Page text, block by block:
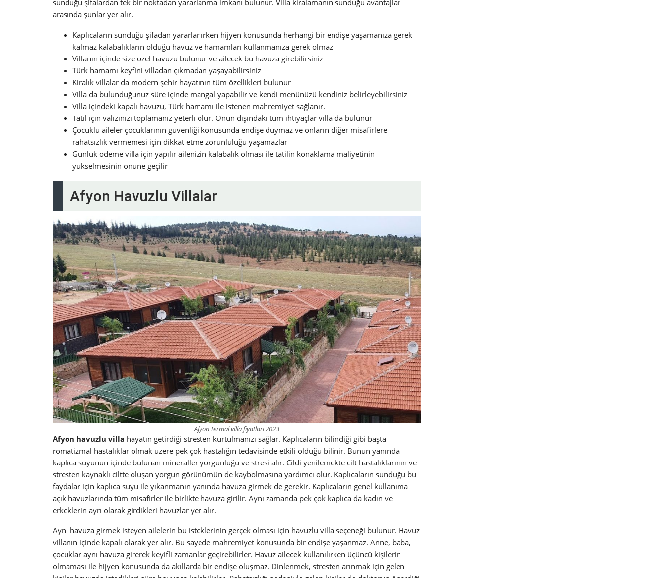
sunduğu şifalardan tek bir noktadan yararlanma imkanı bulunur. Villa kiralamanın sunduğu avantajlar
arasında şunlar yer alır.
Kaplıcaların sunduğu şifadan yararlanırken hijyen konusunda herhangi bir endişe yaşamanıza gerek
kalmaz kalabalıkların olduğu havuz ve hamamları kullanmanıza gerek olmaz
Villanın içinde size özel havuzu bulunur ve ailecek bu havuza girebilirsiniz
Türk hamamı keyfini villadan çıkmadan yaşayabilirsiniz
Kiralık villalar da modern şehir hayatının tüm özellikleri bulunur
Villa da bulunduğunuz süre içinde mangal yapabilir ve kendi menünüzü kendiniz belirleyebilirsiniz
Villa içindeki kapalı havuzu, Türk hamamı ile istenen mahremiyet sağlanır.
Tatil için valizinizi toplamanız yeterli olur. Onun dışındaki tüm ihtiyaçlar villa da bulunur
Çocuklu aileler çocuklarının güvenliği konusunda endişe duymaz ve onların diğer misafirlere
rahatsızlık vermemesi için dikkat etme zorunluluğu yaşamazlar
Günlük ödeme villa için yapılır ailenizin kalabalık olması ile tatilin konaklama maliyetinin
yükselmesinin önüne geçilir
Afyon Havuzlu Villalar
Afyon termal villa fiyatları 2023
Afyon havuzlu villa hayatın getirdiği stresten kurtulmanızı sağlar. Kaplıcaların bilindiği gibi başta
romatizmal hastalıklar olmak üzere pek çok hastalığın tedavisinde etkili olduğu bilinir. Bunun yanında
kaplıca suyunun içinde bulunan mineraller yorgunluğu ve stresi alır. Cildi yenilemekte cilt hastalıklarının ve
stresten kaynaklı ciltte oluşan yorgun görünümün de kaybolmasına yardımcı olur. Kaplıcaların sunduğu bu
faydalar için kaplıca suyu ile yıkanmanın yanında havuza girmek de gerekir. Kaplıcaların genel kullanıma
açık havuzlarında tüm misafirler ile birlikte havuza girilir. Aynı zamanda pek çok kaplıca da kadın ve
erkeklerin ayrı olarak girdikleri havuzlar yer alır.
Aynı havuza girmek isteyen ailelerin bu isteklerinin gerçek olması için havuzlu villa seçeneği bulunur. Havuz
villanın içinde kapalı olarak yer alır. Bu sayede mahremiyet konusunda bir endişe yaşanmaz. Anne, baba,
çocuklar aynı havuza girerek keyifli zamanlar geçirebilirler. Havuz ailecek kullanılırken üçüncü kişilerin
olmaması ile hijyen konusunda da akıllarda bir endişe oluşmaz. Dinlenmek, stresten arınmak için gelen